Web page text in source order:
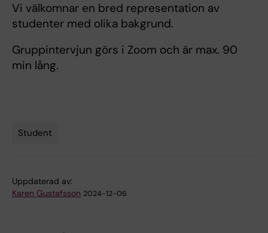
Vi välkomnar en bred representation av
studenter med olika bakgrund.
Gruppintervjun görs i Zoom och är max. 90
min lång.
Student
Uppdaterad av:
Karen Gustafsson 2024-12-06